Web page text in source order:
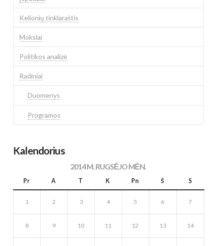
Kelionių tinklaraštis
Mokslai
Politikos analizė
Radiniai
Duomenys
Programos
Kalendorius
2014 M. RUGSĖJO MĖN.
Pr A T K Pn Š S
1 2 3 4 5 6 7
8 9 10 11 12 13 14